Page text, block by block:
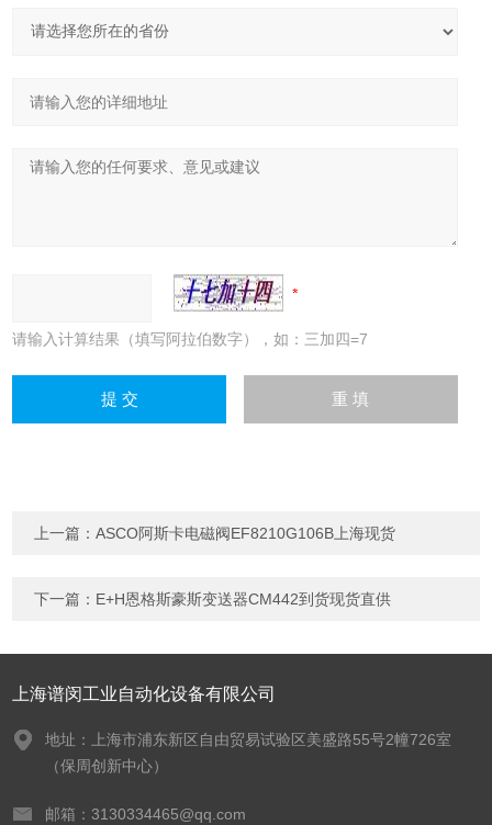
请输入计算结果（填写阿拉伯数字），如：三加四=7
上一篇：ASCO阿斯卡电磁阀EF8210G106B上海现货
下一篇： E+H恩格斯豪斯变送器CM442到货现货直供
上海谱闵工业自动化设备有限公司
地址：上海市浦东新区自由贸易试验区美盛路55号2幢726室
（保周创新中心）
邮箱：3130334465@qq.com